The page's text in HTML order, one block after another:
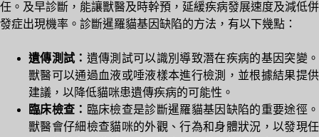
任。及早診斷，能讓獸醫及時幹預，延緩疾病發展速度及減低併
發症出現機率。診斷暹羅貓基因缺陷的方法，有以下幾點：
遺傳測試： 遺傳測試可以識別導致潛在疾病的基因突變。
獸醫可以通過血液或唾液樣本進行檢測，並根據結果提供
建議，以降低貓咪患遺傳疾病的可能性。
臨床檢查： 臨床檢查是診斷暹羅貓基因缺陷的重要途徑。
獸醫會仔細檢查貓咪的外觀、行為和身體狀況，以發現任